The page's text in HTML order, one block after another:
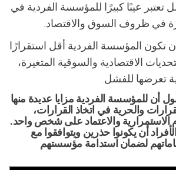
تعتبر عيبًا كبيرًا للمؤسسة الفردية في
في ظروف السوق والاقتصاد.
تكون المؤسسة الفردية أقل استقرارًا
الاقتصادية والسوقية المتغيرة،
تعرضها للفشل.
أن للمؤسسة الفردية مزايا عديدة منها
والحرية في اتخاذ القرارات،
الاستمرارية والاعتماد على شخص واحد.
أن يكونوا حذرين ويتوافقوا مع
لضمان استدامة مؤسستهم